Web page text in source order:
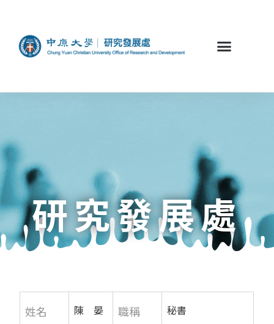
研究發展處
姓名 陳 晏 職稱 秘書